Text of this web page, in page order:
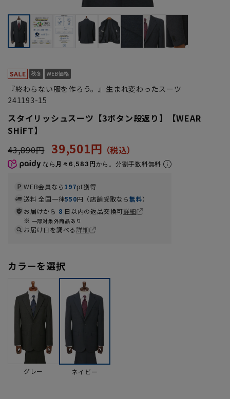
『終わらない服を作ろう。』生まれ変わったスーツ
241193-15
スタイリッシュスーツ【3ボタン段返り】【WEAR
SHiFT】
43,890円 39,501円
なら 月々6,583円から。分割手数料無料
WEB会員なら197pt獲得
送料 全国一律550円（店舗受取なら無料）
お届けから 8 日以内の返品交換可詳細
一部対象外商品あり
お届け日を調べる詳細
カラーを選択
グレー ネイビー